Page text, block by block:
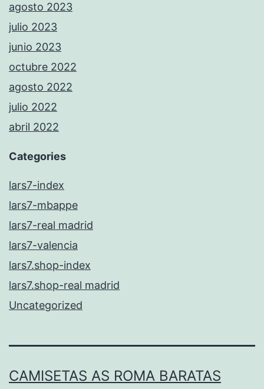
agosto 2023
julio 2023
junio 2023
octubre 2022
agosto 2022
julio 2022
abril 2022
Categories
lars7-index
lars7-mbappe
lars7-real madrid
lars7-valencia
lars7.shop-index
lars7.shop-real madrid
Uncategorized
CAMISETAS AS ROMA BARATAS